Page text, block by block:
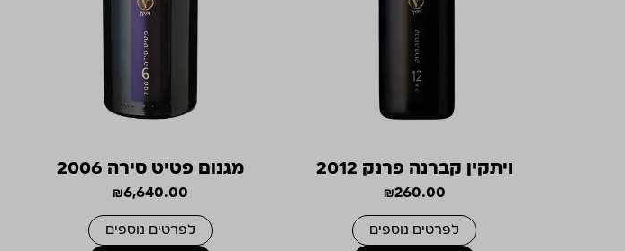
ויתקין קברנה פרנק 2012
₪260.00
לפרטים נוספים
מגנום פטיט סירה 2006
₪6,640.00
לפרטים נוספים